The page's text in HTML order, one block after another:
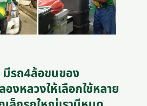
มีรถ4ล้อขนของ
งหลวงให้เลือกใช้หลาย